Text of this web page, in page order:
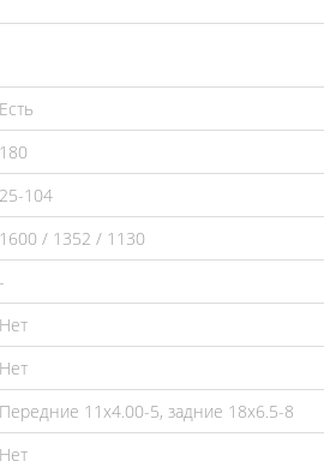
Есть
180
25-104
1600 / 1352 / 1130
-
Нет
Нет
Передние 11х4.00-5, задние 18х6.5-8
Нет